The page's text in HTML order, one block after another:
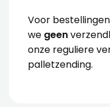
Voor
we geen
onze reguliere
palletzending.